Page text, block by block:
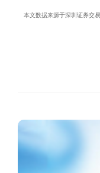
本文数据来源于深圳证券交